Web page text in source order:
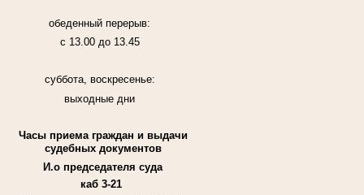
обеденный перерыв:
с 13.00 до 13.45
суббота, воскресенье:
выходные дни
Часы приема граждан и выдачи
судебных документов
И.о председателя суда
каб 3-21